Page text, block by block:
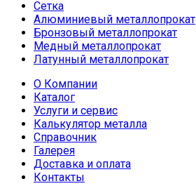
Сетка
Алюминиевый металлопрокат
Бронзовый металлопрокат
Медный металлопрокат
Латунный металлопрокат
О Компании
Каталог
Услуги и сервис
Калькулятор металла
Справочник
Галерея
Доставка и оплата
Контакты